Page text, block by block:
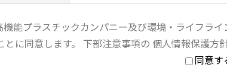
同意す
能プラスチックカンパニー及び環境・ライフラ
とに同意します。 下部注意事項の 個人情報保護方